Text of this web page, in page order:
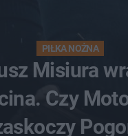
PIŁKA NOŻNA
Misiura
Czy